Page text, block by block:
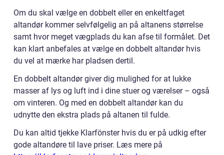
Om du skal vælge en dobbelt eller en enkeltfaget
altandør kommer selvfølgelig an på altanens størrelse
samt hvor meget vægplads du kan afse til formålet. Det
kan klart anbefales at vælge en dobbelt altandør hvis
du vel at mærke har pladsen dertil.
En dobbelt altandør giver dig mulighed for at lukke
masser af lys og luft ind i dine stuer og værelser – også
om vinteren. Og med en dobbelt altandør kan du
udnytte den ekstra plads på altanen til fulde.
Du kan altid tjekke Klarfönster hvis du er på udkig efter
gode altandøre til lave priser. Læs mere på